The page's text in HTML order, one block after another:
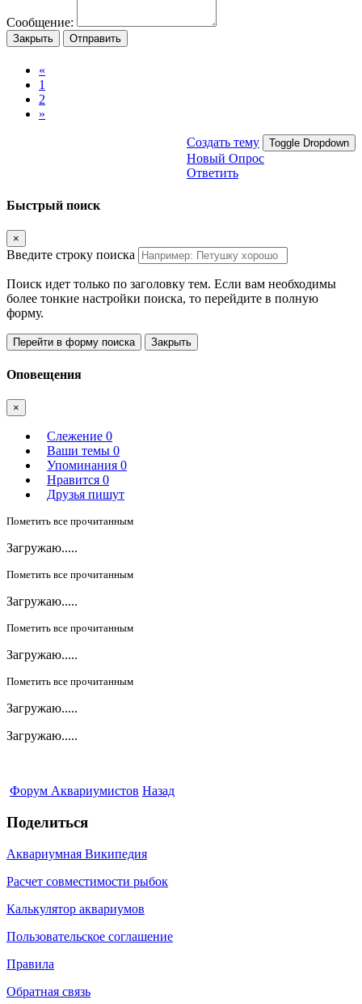
Сообщение:
Закрыть Отправить
«
1
2
»
Создать тему Toggle Dropdown
Новый Опрос
Ответить
Быстрый поиск
×
Введите строку поиска
Поиск идет только по заголовку тем. Если вам необходимы
более тонкие настройки поиска, то перейдите в полную
форму.
Перейти в форму поиска Закрыть
Оповещения
×
Слежение 0
Ваши темы 0
Упоминания 0
Нравится 0
Друзья пишут
Пометить все прочитанным
Загружаю.....
Пометить все прочитанным
Загружаю.....
Пометить все прочитанным
Загружаю.....
Пометить все прочитанным
Загружаю.....
Загружаю.....
Форум Аквариумистов Назад
Поделиться
Аквариумная Википедия
Расчет совместимости рыбок
Калькулятор аквариумов
Пользовательское соглашение
Правила
Обратная связь